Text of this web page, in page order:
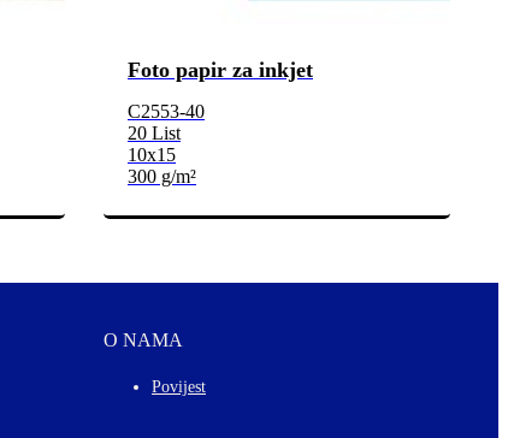
Foto papir za inkjet
C2553-40
20 List
10x15
300 g/m²
O NAMA
Povijest